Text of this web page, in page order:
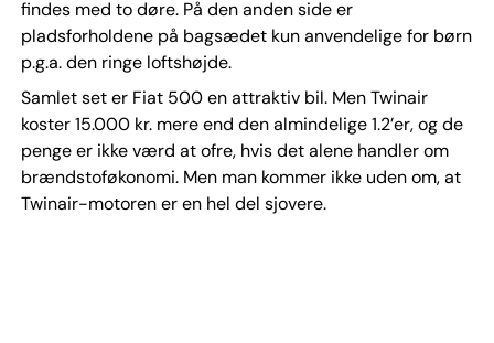
findes med to døre. På den anden side er
pladsforholdene på bagsædet kun anvendelige for børn
p.g.a. den ringe loftshøjde.
Samlet set er Fiat 500 en attraktiv bil. Men Twinair
koster 15.000 kr. mere end den almindelige 1.2’er, og de
penge er ikke værd at ofre, hvis det alene handler om
brændstoføkonomi. Men man kommer ikke uden om, at
Twinair-motoren er en hel del sjovere.